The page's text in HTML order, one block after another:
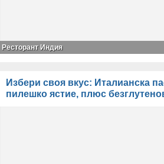
Ресторант Индия
Избери своя вкус: Италианска
пилешко ястие, плюс